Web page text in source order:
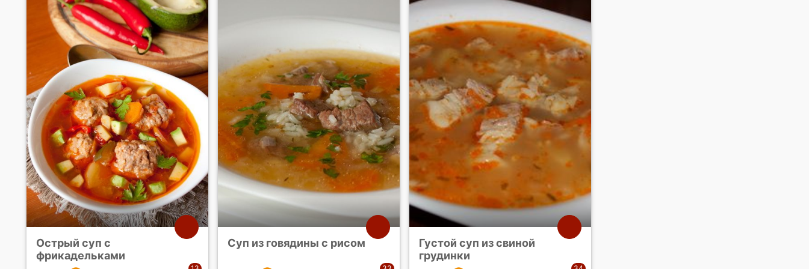
Острый суп с
фрикадельками
Суп из говядины с рисом
Густой суп из свиной
грудинки